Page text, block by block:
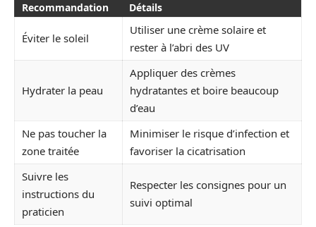
Recommandation Détails
Éviter le soleil
Utiliser une crème solaire et
rester à l’abri des UV
Hydrater la peau
Appliquer des crèmes
hydratantes et boire beaucoup
d’eau
Ne pas toucher la
zone traitée
Minimiser le risque d’infection et
favoriser la cicatrisation
Suivre les
instructions du
praticien
Respecter les consignes pour un
suivi optimal